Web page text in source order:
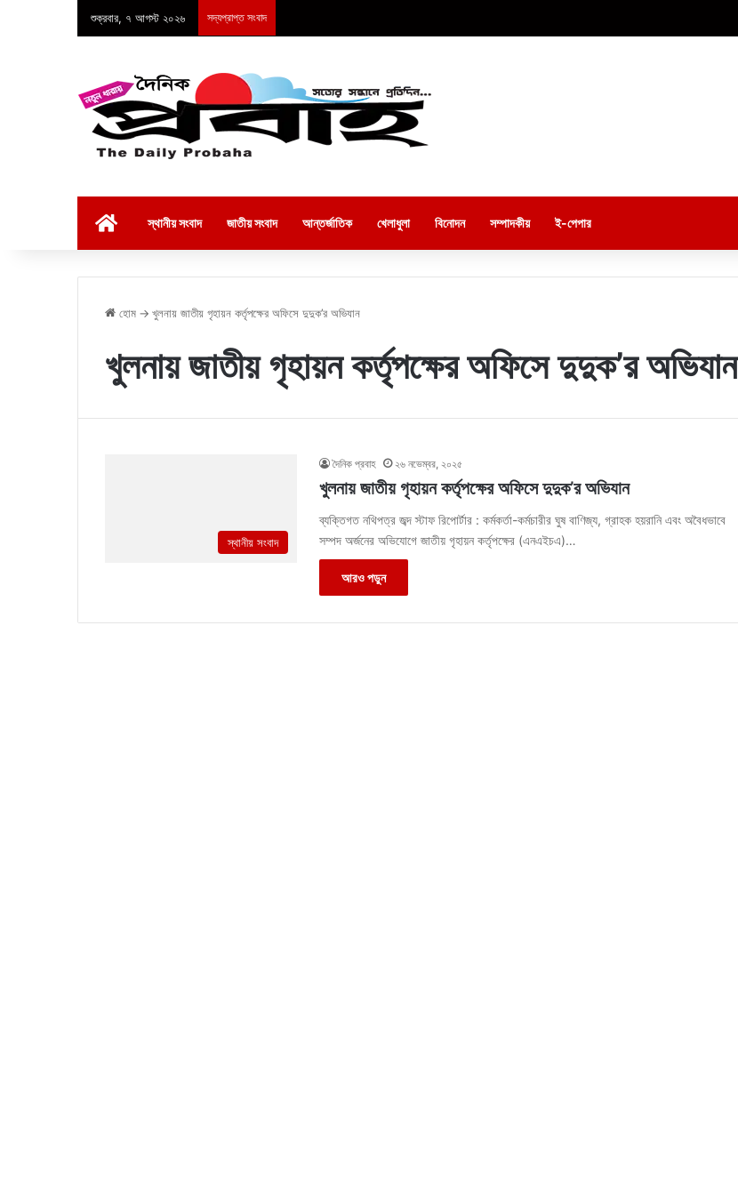
শুক্রবার, ৭ আগস্ট ২০২৬ সদ্যপ্রাপ্ত সংবাদ
স্থানীয় সংবাদ জাতীয় সংবাদ আন্তর্জাতিক খেলাধুলা বিনোদন সম্পাদকীয় ই-পেপার
হোম → খুলনায় জাতীয় গৃহায়ন কর্তৃপক্ষের অফিসে দুদুক’র অভিযান
খুলনায় জাতীয় গৃহায়ন কর্তৃপক্ষের অফিসে দুদুক’র অভিযান
স্থানীয় সংবাদ
দৈনিক প্রবাহ ২৬ নভেম্বর, ২০২৫
খুলনায় জাতীয় গৃহায়ন কর্তৃপক্ষের অফিসে দুদুক’র অভিযান
ব্যক্তিগত নথিপত্র জব্দ স্টাফ রিপোর্টার : কর্মকর্তা-কর্মচারীর ঘুষ বাণিজ্য, গ্রাহক হয়রানি এবং অবৈধভাবে
সম্পদ অর্জনের অভিযোগে জাতীয় গৃহায়ন কর্তৃপক্ষের (এনএইচএ)…
আরও পড়ুন